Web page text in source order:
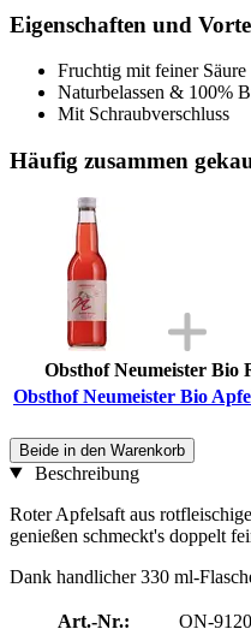
Eigenschaften und
Fruchtig mit feiner Säure
Naturbelassen & 100%
Mit Schraubverschluss
Häufig zusammen
Obsthof Neumeister Bio
Obsthof Neumeister Bio
Beide in den Warenkorb
Beschreibung
Roter Apfelsaft aus
genießen schmeckt's doppelt
Dank handlicher 330 ml-
Art.-Nr.:
ON-